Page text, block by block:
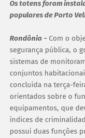
Os totens foram
populares de Porto
Rondônia - Com o
segurança pública, o
sistemas de
conjuntos
concluída na terça-
orientados sobre o
equipamentos, que
índices de
possui duas funções